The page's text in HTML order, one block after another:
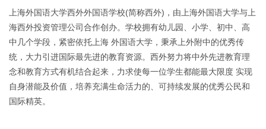
上海外国语大学西外外国语学校(简称西外)，由上海外国语大学与上
海西外投资管理公司合作创办。学校拥有幼儿园、小学、初中、高
中几个学段，紧密依托上海 外国语大学，秉承上外附中的优秀传
统，大力引进国际最先进的教育资源。西外努力将中外先进教育理
念和教育方式有机结合起来，力求使每一位学生都能最大限度 实现
自身潜能及价值，培养充满生命活力的、可持续发展的优秀公民和
国际精英。